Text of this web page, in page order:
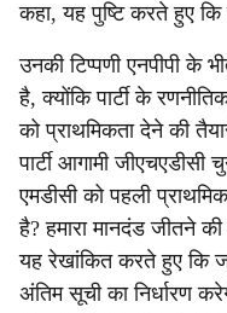
कहा, यह पुष्टि करते हुए
उनकी टिप्पणी एनपीपी के
है, क्योंकि पार्टी के
को प्राथमिकता देने की
पार्टी आगामी
एमडीसी को पहली
है? हमारा मानदंड जीतने
यह रेखांकित करते हुए कि
अंतिम सूची का निर्धारण